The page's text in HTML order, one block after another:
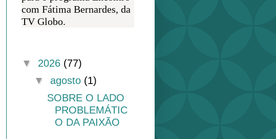
com Fátima Bernardes, da
TV Globo.
▼ 2026 (77)
▼ agosto (1)
SOBRE O LADO
PROBLEMÁTIC
O DA PAIXÃO